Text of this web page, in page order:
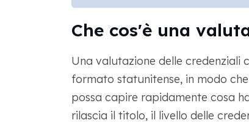
Che cos'è una
Una valutazione delle credenziali
formato statunitense, in modo
possa capire rapidamente cosa
rilascia il titolo, il livello delle